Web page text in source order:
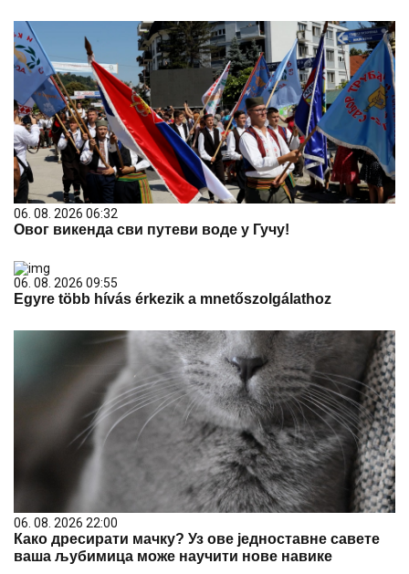
06. 08. 2026 06:32
Овог викенда сви путеви воде у Гучу!
06. 08. 2026 09:55
Egyre több hívás érkezik a mnetőszolgálathoz
06. 08. 2026 22:00
Како дресирати мачку? Уз ове једноставне савете
ваша љубимица може научити нове навике